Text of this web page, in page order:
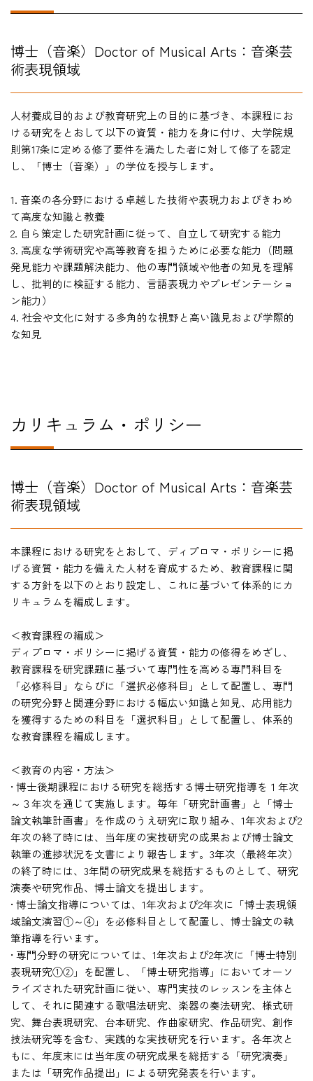
このサイトについて
博士（音楽）Doctor of Musical Arts：音楽芸
術表現領域
人材養成目的および教育研究上の目的に基づき、本課程にお
ける研究をとおして以下の資質・能力を身に付け、大学院規
則第17条に定める修了要件を満たした者に対して修了を認定
し、「博士（音楽）」の学位を授与します。
1. 音楽の各分野における卓越した技術や表現力およびきわめ
て高度な知識と教養
2. 自ら策定した研究計画に従って、自立して研究する能力
3. 高度な学術研究や高等教育を担うために必要な能力（問題
発見能力や課題解決能力、他の専門領域や他者の知見を理解
し、批判的に検証する能力、言語表現力やプレゼンテーショ
ン能力）
4. 社会や文化に対する多角的な視野と高い識見および学際的
な知見
カリキュラム・ポリシー
博士（音楽）Doctor of Musical Arts：音楽芸
術表現領域
本課程における研究をとおして、ディプロマ・ポリシーに掲
げる資質・能力を備えた人材を育成するため、教育課程に関
する方針を以下のとおり設定し、これに基づいて体系的にカ
リキュラムを編成します。
＜教育課程の編成＞
ディプロマ・ポリシーに掲げる資質・能力の修得をめざし、
教育課程を研究課題に基づいて専門性を高める専門科目を
「必修科目」ならびに「選択必修科目」として配置し、専門
の研究分野と関連分野における幅広い知識と知見、応用能力
を獲得するための科目を「選択科目」として配置し、体系的
な教育課程を編成します。
＜教育の内容・方法＞
• 博士後期課程における研究を総括する博士研究指導を１年次
～３年次を通じて実施します。毎年「研究計画書」と「博士
論文執筆計画書」を作成のうえ研究に取り組み、1年次および2
年次の終了時には、当年度の実技研究の成果および博士論文
執筆の進捗状況を文書により報告します。3年次（最終年次）
の終了時には、3年間の研究成果を総括するものとして、研究
演奏や研究作品、博士論文を提出します。
• 博士論文指導については、1年次および2年次に「博士表現領
域論文演習①～④」を必修科目として配置し、博士論文の執
筆指導を行います。
• 専門分野の研究については、1年次および2年次に「博士特別
表現研究①②」を配置し、「博士研究指導」においてオーソ
ライズされた研究計画に従い、専門実技のレッスンを主体と
して、それに関連する歌唱法研究、楽器の奏法研究、様式研
究、舞台表現研究、台本研究、作曲家研究、作品研究、創作
技法研究等を含む、実践的な実技研究を行います。各年次と
もに、年度末には当年度の研究成果を総括する「研究演奏」
または「研究作品提出」による研究発表を行います。